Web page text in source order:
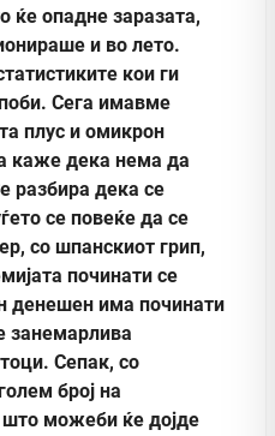
ќе опадне заразата,
и во лето.
кои ги
Сега имавме
плус и омикрон
каже дека нема да
разбира дека се
се повеќе да се
со шпанскиот грип,
починати се
денешен има починати
занемарлива
Сепак, со
број на
можеби ќе дојде